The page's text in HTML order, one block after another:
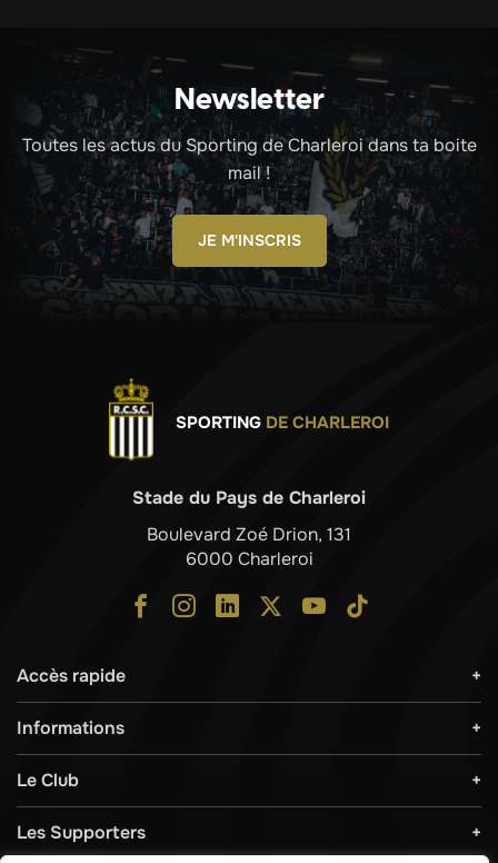
Newsletter
Toutes les actus du Sporting de Charleroi dans ta boite
mail !
JE M'INSCRIS
SPORTING DE CHARLEROI
Stade du Pays de Charleroi
Boulevard Zoé Drion, 131
6000 Charleroi
Accès rapide
Informations
Le Club
Les Supporters